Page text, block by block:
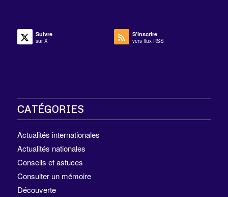
Suivre
sur X
S’inscrire
vers flux RSS
CATÉGORIES
Actualités internationales
Actualités nationales
Conseils et astuces
Consulter un mémoire
Découverte